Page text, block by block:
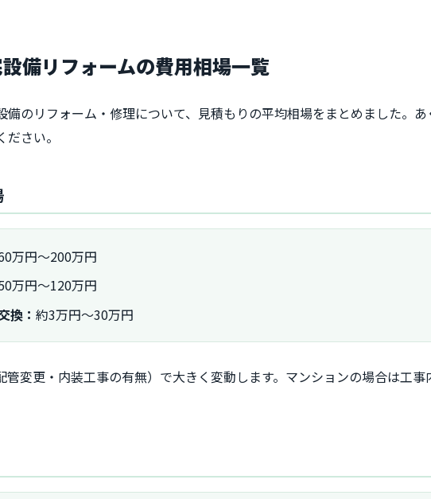
備リフォームの費用相場一覧
備のリフォーム・修理について、見積もりの平均相場をまとめました。
さい。
万円〜200万円
万円〜120万円
換： 約3万円〜30万円
変更・内装工事の有無）で大きく変動します。マンションの場合は工